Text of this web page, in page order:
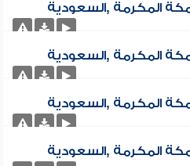
المكرمة ,السعودية
المكرمة ,السعودية
المكرمة ,السعودية
المكرمة ,السعودية